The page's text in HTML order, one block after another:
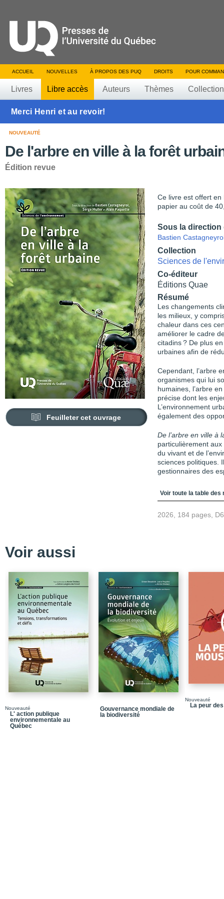
ACCUEIL NOUVELLES À PROPOS DES PUQ DROITS POUR
Livres Libre accès Auteurs Thèmes
Merci Henri et au revoir!
NOUVEAUTÉ
De l'arbre en ville à la forêt
Édition revue
Feuilleter cet ouvrage
Ce livre est offert en
papier au coût de
Sous la direction
Bastien
Collection
Sciences de
Co-éditeur
Éditions Quae
Résumé
Les changements
les milieux, y
chaleur dans ces
améliorer le cadre
citadins ? De plus
urbaines afin de
Cependant, l’arbre
organismes qui lui
humaines, l’arbre
précise dont les
L’environnement
également des
De l’arbre en ville à
particulièrement
du vivant et de
sciences politiques.
gestionnaires des
Table des
Voir toute la table des
2026, 184 pages,
Voir aussi
Nouveauté
L' action publique
environnementale au
Québec
Gouvernance mondiale de
la biodiversité
Nouveauté
La peur